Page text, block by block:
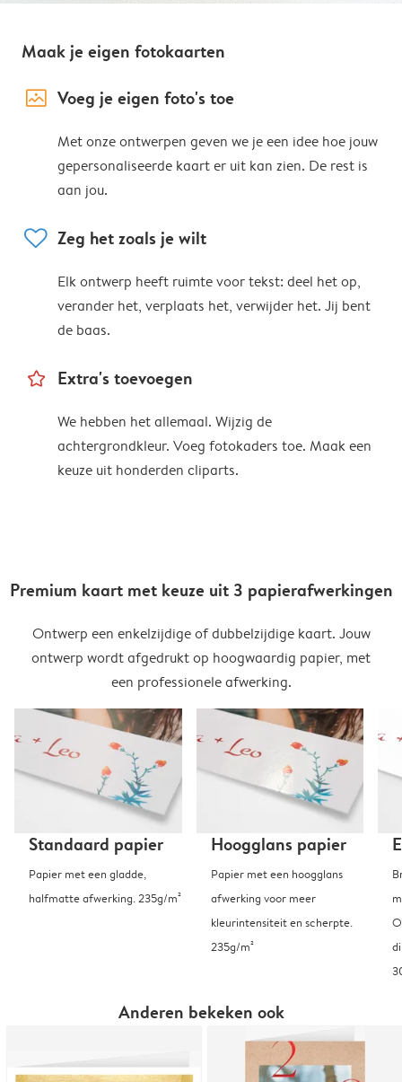
Maak je eigen fotokaarten
image_placeholder Voeg je eigen foto's toe
Met onze ontwerpen geven we je een idee hoe jouw
gepersonaliseerde kaart er uit kan zien. De rest is
aan jou.
heart Zeg het zoals je wilt
Elk ontwerp heeft ruimte voor tekst: deel het op,
verander het, verplaats het, verwijder het. Jij bent
de baas.
star_outline Extra's toevoegen
We hebben het allemaal. Wijzig de
achtergrondkleur. Voeg fotokaders toe. Maak een
keuze uit honderden cliparts.
Premium kaart met keuze uit 3 papierafwerkingen
Ontwerp een enkelzijdige of dubbelzijdige kaart. Jouw
ontwerp wordt afgedrukt op hoogwaardig papier, met
een professionele afwerking.
Standaard papier
Papier met een gladde,
halfmatte afwerking. 235g/m²
Hoogglans papier
Papier met een hoogglans
afwerking voor meer
kleurintensiteit en scherpte.
235g/m²
Anderen bekeken ook